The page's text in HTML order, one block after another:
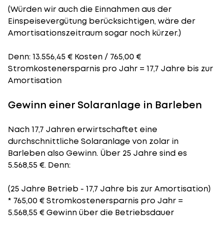
(Würden wir auch die Einnahmen aus der
Einspeisevergütung berücksichtigen, wäre der
Amortisationszeitraumsogar noch kürzer.)
Denn: 13.556,45 € Kosten / 765,00 €
Stromkostenersparnis pro Jahr = 17,7 Jahre bis zur
Amortisation
Gewinn einer Solaranlage in Barleben
Nach 17,7 Jahren erwirtschaftet eine
durchschnittliche Solaranlage von zolar in
Barleben also Gewinn. Über 25 Jahre sind es
5.568,55 €. Denn:
(25 Jahre Betrieb - 17,7 Jahre bis zur Amortisation)
* 765,00 € Stromkostenersparnis pro Jahr =
5.568,55 € Gewinn über die Betriebsdauer